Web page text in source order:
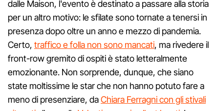
dalle Maison, l'evento è destinato a passare alla storia
per un altro motivo: le sfilate sono tornate a tenersi in
presenza dopo oltre un anno e mezzo di pandemia.
Certo, traffico e folla non sono mancati, ma rivedere il
front-row gremito di ospiti è stato letteralmente
emozionante. Non sorprende, dunque, che siano
state moltissime le star che non hanno potuto fare a
meno di presenziare, daChiara Ferragni con gli stivali